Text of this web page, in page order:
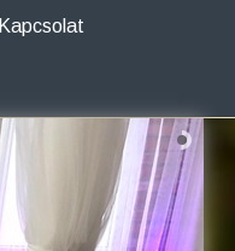
Kapcsolat